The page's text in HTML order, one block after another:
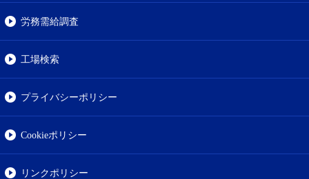
労務需給調査
工場検索
プライバシーポリシー
Cookieポリシー
リンクポリシー